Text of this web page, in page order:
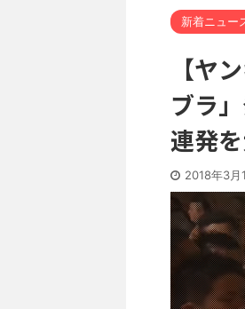
新着ニュー
【ヤ
ブラ
連発
2018年3月